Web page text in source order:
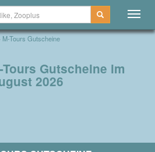
M-Tours Gutscheine
Tours Gutscheine im
2026